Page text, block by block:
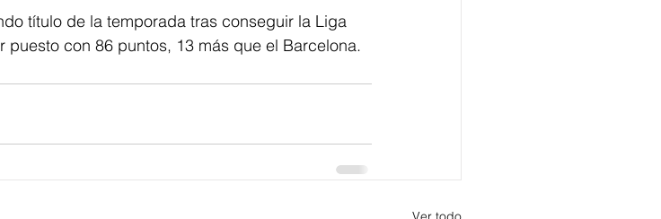
título de la temporada tras conseguir la Liga
con 86 puntos, 13 más que el Barcelona.